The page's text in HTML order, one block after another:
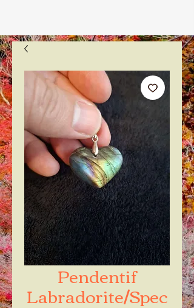
Pendentif
Labradorite/Spec